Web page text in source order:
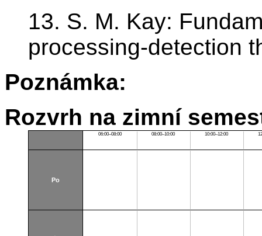
13. S. M. Kay:
processing-detection
Poznámka:
Rozvrh na zimní
06:00–08:00 08:00–10:00 10:00–12:00
Po